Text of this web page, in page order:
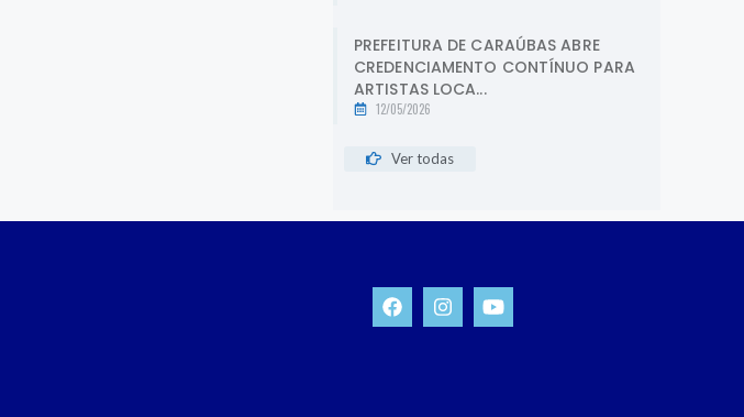
PREFEITURA DE CARAÚBAS ABRE
CREDENCIAMENTO CONTÍNUO PARA
ARTISTAS LOCA...
12/05/2026
Ver todas